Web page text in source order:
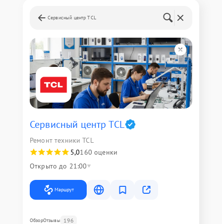
Сервисный центр TCL
Сервисный центр TCL
Ремонт техники TCL
5,0160 оценки
Открыто до 21:00
Маршрут
ОбзорОтзывы 196